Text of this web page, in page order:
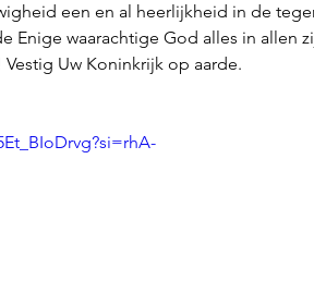
een en al heerlijkheid in de
Enige waarachtige God alles in allen
Uw Koninkrijk op aarde.